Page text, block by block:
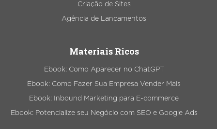
Criação de Sites
Agência de Lançamentos
Materiais Ricos
Ebook: Como Aparecer no ChatGPT
Ebook: Como Fazer Sua Empresa Vender Mais
Ebook: Inbound Marketing para E-commerce
Ebook: Potencialize seu Negócio com SEO e Google Ads